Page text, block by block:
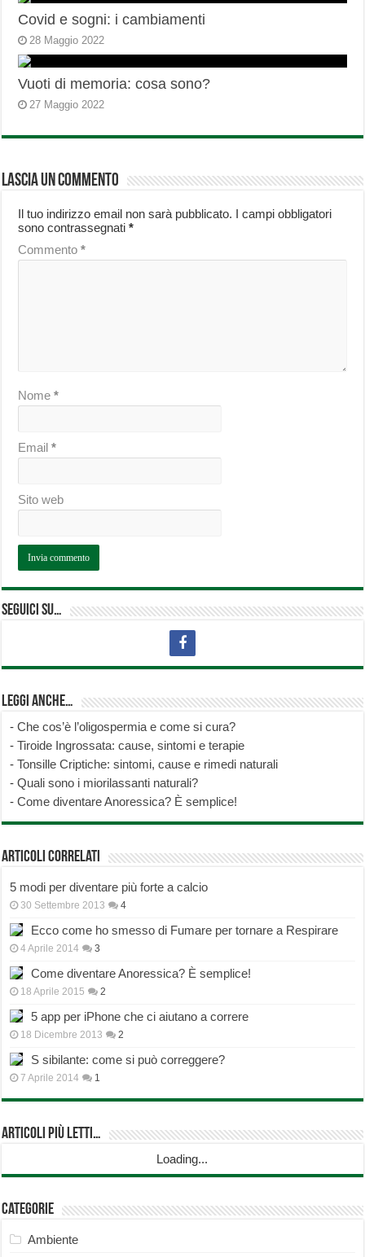
Covid e sogni: i cambiamenti
28 Maggio 2022
Vuoti di memoria: cosa sono?
27 Maggio 2022
Lascia un commento
Il tuo indirizzo email non sarà pubblicato. I campi obbligatori
sono contrassegnati*
Commento*
Nome*
Email*
Sito web
Seguici su…
Leggi anche…
-Che cos’è l’oligospermia e come si cura?
-Tiroide Ingrossata: cause, sintomi e terapie
-Tonsille Criptiche: sintomi, cause e rimedi naturali
-Quali sono i miorilassanti naturali?
-Come diventare Anoressica? È semplice!
Articoli correlati
5 modi per diventare più forte a calcio
30 Settembre 2013 4
Ecco come ho smesso di Fumare per tornare a Respirare
4 Aprile 2014 3
Come diventare Anoressica? È semplice!
18 Aprile 2015 2
5 app per iPhone che ci aiutano a correre
18 Dicembre 2013 2
S sibilante: come si può correggere?
7 Aprile 2014 1
Articoli più Letti…
Loading...
Categorie
Ambiente